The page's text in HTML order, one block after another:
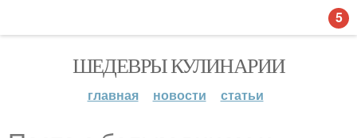
ШЕДЕВРЫ КУЛИНАРИИ
главная новости статьи
5